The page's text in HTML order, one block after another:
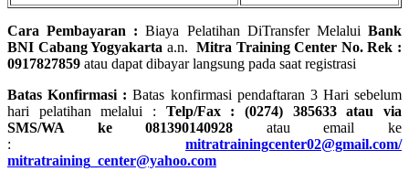
Cara Pembayaran :Biaya Pelatihan DiTransfer MelaluiBank
BNI Cabang Yogyakarta a.n.Mitra Training Center No. Rek :
0917827859 atau dapat dibayar langsung pada saat registrasi
Batas Konfirmasi :Batas konfirmasi pendaftaran 3 Hari sebelum
hari pelatihan melalui : Telp/Fax : (0274) 385633 atau via
SMS/WA ke 081390140928 atau email ke
:
mitratrainingcenter02@gmail.com/
mitratraining_center@yahoo.com